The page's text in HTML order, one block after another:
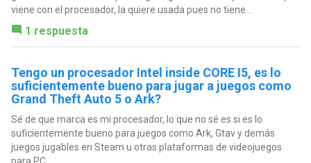
viene con el procesador, la quiere usada pues no tiene...
1 respuesta
Tengo un procesador Intel inside CORE I5, es lo
suficientemente bueno para jugar a juegos como
Grand Theft Auto 5 o Ark?
Sé de que marca es mi procesador, lo que no sé es si es lo
suficientemente bueno para juegos como Ark, Gtav y demás
juegos jugables en Steam u otras plataformas de videojuegos